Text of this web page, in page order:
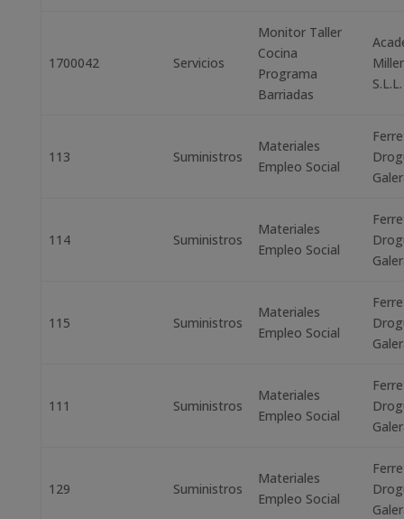
1700042 Servicios
Monitor Taller
Cocina
Programa
Barriadas
S.L.L.
113 Suministros
Materiales
Empleo Social
114 Suministros
Materiales
Empleo Social
115 Suministros
Materiales
Empleo Social
111 Suministros
Materiales
Empleo Social
129 Suministros
Materiales
Empleo Social